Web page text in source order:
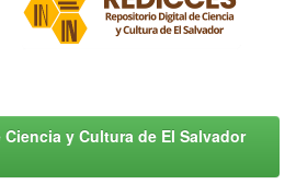
y Cultura de El Salvador